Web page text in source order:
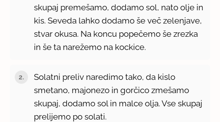
skupaj premešamo, dodamo sol, nato olje in
kis. Seveda lahko dodamo še več zelenjave,
stvar okusa. Na koncu popečemo še zrezka
in še ta narežemo na kockice.
Solatni preliv naredimo tako, da kislo
smetano, majonezo in gorčico zmešamo
skupaj, dodamo sol in malce olja. Vse skupaj
prelijemo po solati.